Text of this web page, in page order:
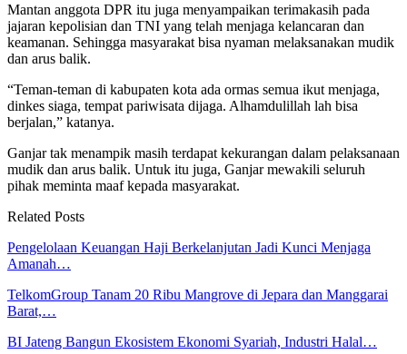
Mantan anggota DPR itu juga menyampaikan terimakasih pada
jajaran kepolisian dan TNI yang telah menjaga kelancaran dan
keamanan. Sehingga masyarakat bisa nyaman melaksanakan mudik
dan arus balik.
“Teman-teman di kabupaten kota ada ormas semua ikut menjaga,
dinkes siaga, tempat pariwisata dijaga. Alhamdulillah lah bisa
berjalan,” katanya.
Ganjar tak menampik masih terdapat kekurangan dalam pelaksanaan
mudik dan arus balik. Untuk itu juga, Ganjar mewakili seluruh
pihak meminta maaf kepada masyarakat.
Related Posts
Pengelolaan Keuangan Haji Berkelanjutan Jadi Kunci Menjaga
Amanah…
TelkomGroup Tanam 20 Ribu Mangrove di Jepara dan Manggarai
Barat,…
BI Jateng Bangun Ekosistem Ekonomi Syariah, Industri Halal…